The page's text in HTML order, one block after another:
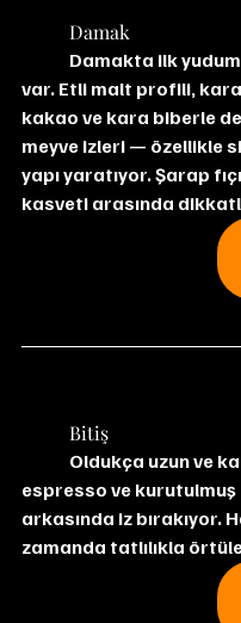
	Damak
var. Etli malt profili,
kakao ve kara biberle
meyve izleri — özellikle
yapı yaratıyor. Şarap
kasveti arasında
	Bitiş
espresso ve
arkasında iz bırakıyor.
zamanda tatlılıkla